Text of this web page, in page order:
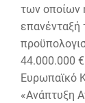
των οποίων
επανένταξή
44.000.000 €
Ευρωπαϊκό
«Ανάπτυξη